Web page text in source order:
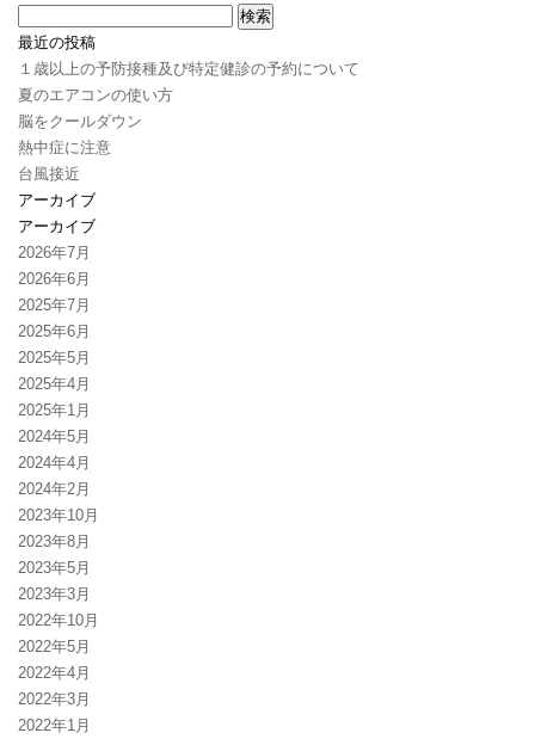
索:
最近の投稿
１歳以上の予防接種及び特定健診の予約について
夏のエアコンの使い方
脳をクールダウン
熱中症に注意
台風接近
アーカイブ
アーカイブ
2026年7月
2026年6月
2025年7月
2025年6月
2025年5月
2025年4月
2025年1月
2024年5月
2024年4月
2024年2月
2023年10月
2023年8月
2023年5月
2023年3月
2022年10月
2022年5月
2022年4月
2022年3月
2022年1月